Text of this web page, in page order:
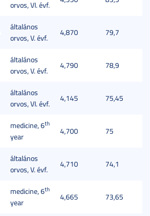
orvos, VI. évf.
általános
orvos, V. évf.
4,870 79,7
általános
orvos, V. évf.
4,790 78,9
általános
orvos, VI. évf.
4,145 75,45
medicine, 6th
year
4,700 75
általános
orvos, V. évf.
4,710 74,1
medicine, 6th
year
4,665 73,65